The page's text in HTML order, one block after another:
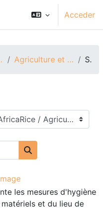
Acceder
Agriculture et transformation Soja
Buscar cursos
les mesures d'hygiène
et du lieu de